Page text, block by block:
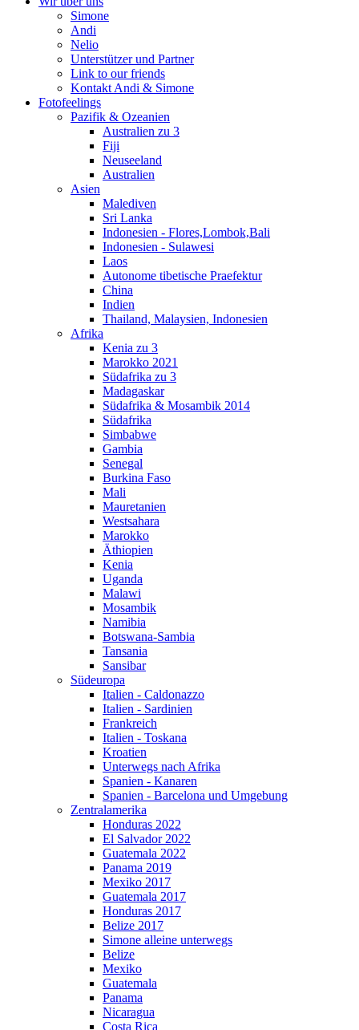
Simone
Andi
Nelio
Unterstützer und Partner
Link to our friends
Kontakt Andi & Simone
Fotofeelings
Pazifik & Ozeanien
Australien zu 3
Fiji
Neuseeland
Australien
Asien
Malediven
Sri Lanka
Indonesien - Flores,Lombok,Bali
Indonesien - Sulawesi
Laos
Autonome tibetische Praefektur
China
Indien
Thailand, Malaysien, Indonesien
Afrika
Kenia zu 3
Marokko 2021
Südafrika zu 3
Madagaskar
Südafrika & Mosambik 2014
Südafrika
Simbabwe
Gambia
Senegal
Burkina Faso
Mali
Mauretanien
Westsahara
Marokko
Äthiopien
Kenia
Uganda
Malawi
Mosambik
Namibia
Botswana-Sambia
Tansania
Sansibar
Südeuropa
Italien - Caldonazzo
Italien - Sardinien
Frankreich
Italien - Toskana
Kroatien
Unterwegs nach Afrika
Spanien - Kanaren
Spanien - Barcelona und Umgebung
Zentralamerika
Honduras 2022
El Salvador 2022
Guatemala 2022
Panama 2019
Mexiko 2017
Guatemala 2017
Honduras 2017
Belize 2017
Simone alleine unterwegs
Belize
Mexiko
Guatemala
Panama
Nicaragua
Costa Rica